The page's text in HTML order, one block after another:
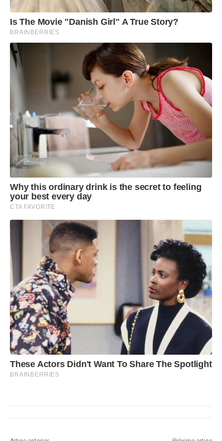
Is The Movie "Danish Girl" A True Story?
BRAINBERRIES
Why this ordinary drink is the secret to feeling
your best every day
CTA FAVORITE
These Actors Didn't Want To Share The Spotlight
BRAINBERRIES